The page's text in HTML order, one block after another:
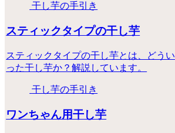
干し芋の手引き
スティックタイプの干し芋
スティックタイプの干し芋とは、どうい
った干し芋か？解説しています。
干し芋の手引き
ワンちゃん用干し芋